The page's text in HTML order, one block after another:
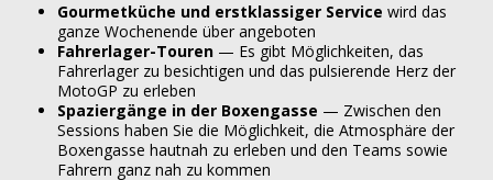
Gourmetküche und erstklassiger Service wird das
ganze Wochenende über angeboten
Fahrerlager-Touren — Es gibt Möglichkeiten, das
Fahrerlager zu besichtigen und das pulsierende Herz der
MotoGP zu erleben
Spaziergänge in der Boxengasse — Zwischen den
Sessions haben Sie die Möglichkeit, die Atmosphäre der
Boxengasse hautnah zu erleben und den Teams sowie
Fahrern ganz nah zu kommen